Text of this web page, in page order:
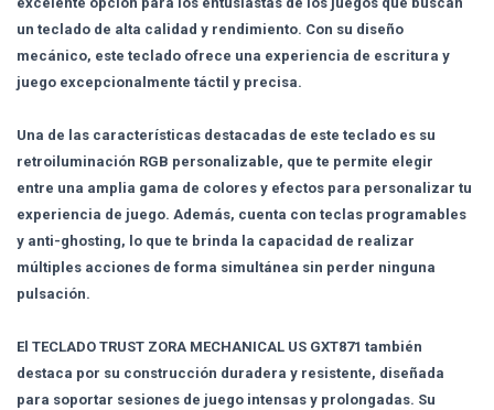
un teclado de alta calidad y rendimiento. Con su diseño
mecánico, este teclado ofrece una experiencia de escritura y
juego excepcionalmente táctil y precisa.
Una de las características destacadas de este teclado es su
retroiluminación RGB personalizable, que te permite elegir
entre una amplia gama de colores y efectos para personalizar tu
experiencia de juego. Además, cuenta con teclas programables
y anti-ghosting, lo que te brinda la capacidad de realizar
múltiples acciones de forma simultánea sin perder ninguna
pulsación.
El TECLADO TRUST ZORA MECHANICAL US GXT871 también
destaca por su construcción duradera y resistente, diseñada
para soportar sesiones de juego intensas y prolongadas. Su